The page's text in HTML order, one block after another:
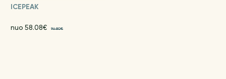
ICEPEAK
nuo 58.08€ 96.80€